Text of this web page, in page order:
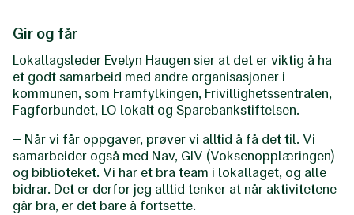
Gir og får
Lokallagsleder Evelyn Haugen sier at det er viktig å ha
et godt samarbeid med andre organisasjoner i
kommunen, som Framfylkingen, Frivillighetssentralen,
Fagforbundet, LO lokalt og Sparebankstiftelsen.
– Når vi får oppgaver, prøver vi alltid å få det til. Vi
samarbeider også med Nav, GIV (Voksenopplæringen)
og biblioteket. Vi har et bra team i lokallaget, og alle
bidrar. Det er derfor jeg alltid tenker at når aktivitetene
går bra, er det bare å fortsette.